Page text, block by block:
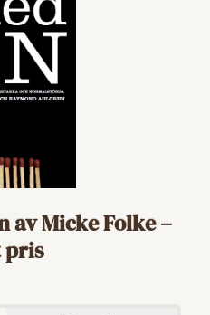
av Micke Folke –
pris